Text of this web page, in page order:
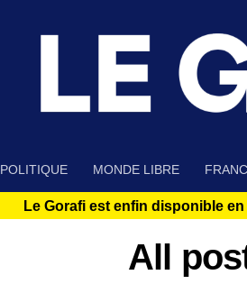
POLITIQUE MONDE LIBRE
Le Gorafi est enfin disponible
All